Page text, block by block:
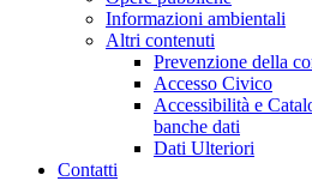
Informazioni ambientali
Altri contenuti
Prevenzione della
Accesso Civico
Accessibilità e
banche dati
Dati Ulteriori
Contatti